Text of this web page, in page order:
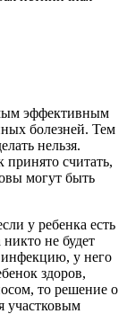
эффективным
болезней. Тем
нельзя.
принято считать,
могут быть
у ребенка есть
не будет
инфекцию, у него
здоров,
то решение о
участковым